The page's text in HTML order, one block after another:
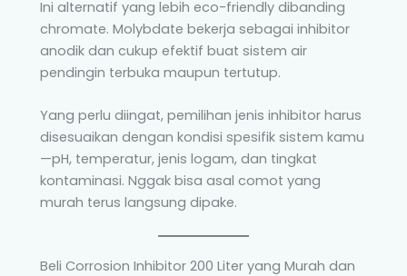
Ini alternatif yang lebih eco-friendly dibanding
chromate. Molybdate bekerja sebagai inhibitor
anodik dan cukup efektif buat sistem air
pendingin terbuka maupun tertutup.
Yang perlu diingat, pemilihan jenis inhibitor harus
disesuaikan dengan kondisi spesifik sistem kamu
—pH, temperatur, jenis logam, dan tingkat
kontaminasi. Nggak bisa asal comot yang
murah terus langsung dipake.
Beli Corrosion Inhibitor 200 Liter yang Murah dan